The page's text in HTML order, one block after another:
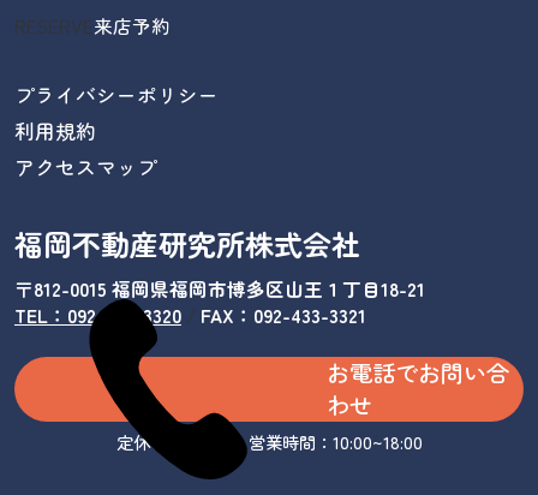
RESERVE来店予約
プライバシーポリシー
利用規約
アクセスマップ
福岡不動産研究所株式会社
〒812-0015 福岡県福岡市博多区山王１丁目18-21
TEL：092-433-3320/ FAX：092-433-3321
お電話でお問い合
わせ
定休日：水曜日 営業時間：10:00~18:00